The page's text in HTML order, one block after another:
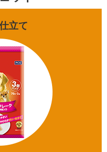
立て